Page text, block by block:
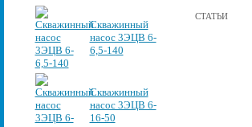
Скважинный
насос 3ЭЦВ 6-
6,5-140
Скважинный
насос 3ЭЦВ 6-
16-50
СТАТЬИ